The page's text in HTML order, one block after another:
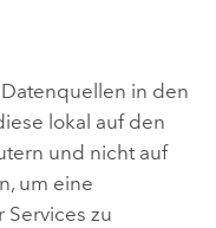
in den
lokal auf den
und nicht auf
um eine
zu